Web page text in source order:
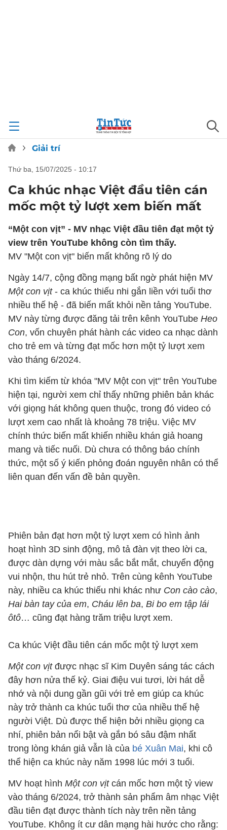
Giải trí
thứ ba, 15/07/2025 - 10:17
Ca khúc nhạc Việt đầu tiên cán
mốc một tỷ lượt xem biến mất
“Một con vịt” - MV nhạc Việt đầu tiên đạt một tỷ
view trên YouTube không còn tìm thấy.
MV "Một con vịt" biến mất không rõ lý do
Ngày 14/7, cộng đồng mạng bất ngờ phát hiện MV
Một con vịt- ca khúc thiếu nhi gắn liền với tuổi thơ
nhiều thế hệ - đã biến mất khỏi nền tảng YouTube.
MV này từng được đăng tải trên kênh YouTube Heo
Con, vốn chuyên phát hành các video ca nhạc dành
cho trẻ em và từng đạt mốc hơn một tỷ lượt xem
vào tháng 6/2024.
Khi tìm kiếm từ khóa "MV Một con vịt" trên YouTube
hiện tại, người xem chỉ thấy những phiên bản khác
với giọng hát không quen thuộc, trong đó video có
lượt xem cao nhất là khoảng 78 triệu. Việc MV
chính thức biến mất khiến nhiều khán giả hoang
mang và tiếc nuối. Dù chưa có thông báo chính
thức, một số ý kiến phỏng đoán nguyên nhân có thể
liên quan đến vấn đề bản quyền.
Phiên bản đạt hơn một tỷ lượt xem có hình ảnh
hoạt hình 3D sinh động, mô tả đàn vịt theo lời ca,
được dàn dựng với màu sắc bắt mắt, chuyển động
vui nhộn, thu hút trẻ nhỏ. Trên cùng kênh YouTube
này, nhiều ca khúc thiếu nhi khác như Con cào cào,
Hai bàn tay của em, Cháu lên ba, Bi bo em tập lái
ôtô… cũng đạt hàng trăm triệu lượt xem.
Ca khúc Việt đầu tiên cán mốc một tỷ lượt xem
Một con vịtđược nhạc sĩ Kim Duyên sáng tác cách
đây hơn nửa thế kỷ. Giai điệu vui tươi, lời hát dễ
nhớ và nội dung gần gũi với trẻ em giúp ca khúc
này trở thành ca khúc tuổi thơ của nhiều thế hệ
người Việt. Dù được thể hiện bởi nhiều giọng ca
nhí, phiên bản nổi bật và gắn bó sâu đậm nhất
trong lòng khán giả vẫn là của bé Xuân Mai, khi cô
thể hiện ca khúc này năm 1998 lúc mới 3 tuổi.
MV hoạt hình Một con vịtcán mốc hơn một tỷ view
vào tháng 6/2024, trở thành sản phẩm âm nhạc Việt
đầu tiên đạt được thành tích này trên nền tảng
YouTube. Không ít cư dân mạng hài hước cho rằng: